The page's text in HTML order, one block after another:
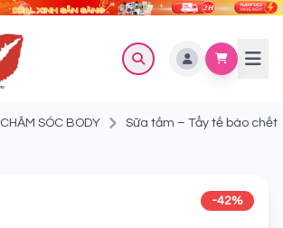
CHĂM SÓC BODY Sữa tắm – Tẩy tế bào chết
-42%